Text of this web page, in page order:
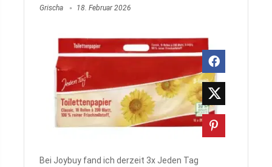
Grischa 18. Februar 2026
Bei Joybuy fand ich derzeit 3x Jeden Tag